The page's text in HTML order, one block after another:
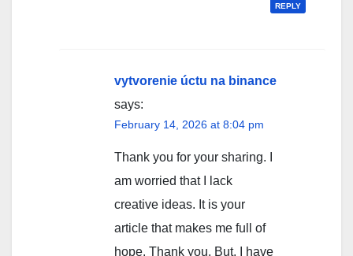
REPLY
vytvorenie úctu na binance
says:
February 14, 2026 at 8:04 pm
Thank you for your sharing. I
am worried that I lack
creative ideas. It is your
article that makes me full of
hope. Thank you. But, I have